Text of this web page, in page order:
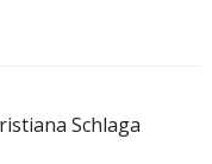
Schlaga